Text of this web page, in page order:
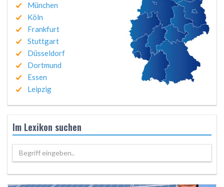
München
Köln
Frankfurt
Stuttgart
Düsseldorf
Dortmund
Essen
Leipzig
Im Lexikon suchen
Begriff eingeben..